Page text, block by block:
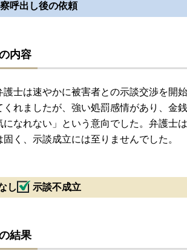
呼出し後の依頼
内容
護士は速やかに被害者との示談交渉を開
くれましたが、強い処罰感情があり、金
になれない」という意向でした。弁護士
く、示談成立には至りませんでした。
し
示談不成立
結果